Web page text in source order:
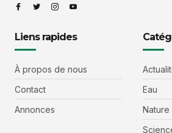
Liens rapides
À propos de nous
Contact
Annonces
Eau
Nature